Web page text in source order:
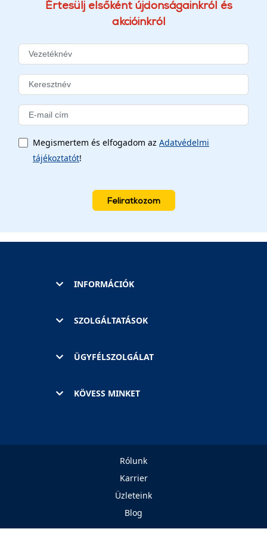
Értesülj elsőként újdonságainkról és
akcióinkról
Megismertem és elfogadom az Adatvédelmi
tájékoztatót!
Feliratkozom
INFORMÁCIÓK
SZOLGÁLTATÁSOK
ÜGYFÉLSZOLGÁLAT
KÖVESS MINKET
Rólunk
Karrier
Üzleteink
Blog